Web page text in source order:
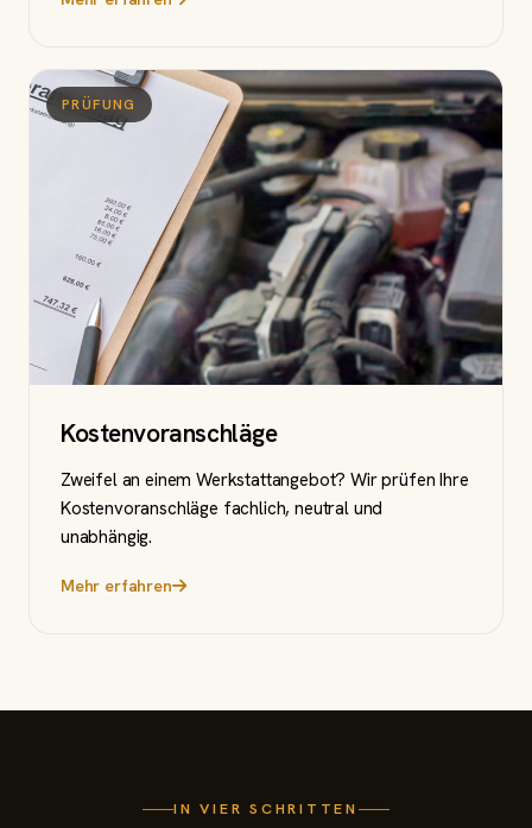
PRÜFUNG
Kostenvoranschläge
Zweifel an einem Werkstattangebot? Wir prüfen Ihre
Kostenvoranschläge fachlich, neutral und
unabhängig.
Mehr erfahren
IN VIER SCHRITTEN